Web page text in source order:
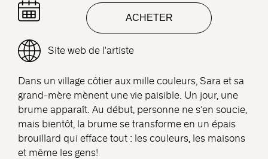
ACHETER
Site web de l'artiste
Dans un village côtier aux mille couleurs, Sara et sa
grand-mère mènent une vie paisible. Un jour, une
brume apparaît. Au début, personne ne s’en soucie,
mais bientôt, la brume se transforme en un épais
brouillard qui efface tout : les couleurs, les maisons
et même les gens!